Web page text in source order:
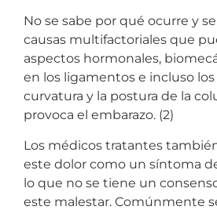
No se sabe por qué ocurre y
causas multifactoriales que
aspectos hormonales,
en los ligamentos e incluso
curvatura y la postura de la
provoca el embarazo. (2)
Los médicos tratantes
este dolor como un síntoma
lo que no se tiene un
este malestar. Comúnmente